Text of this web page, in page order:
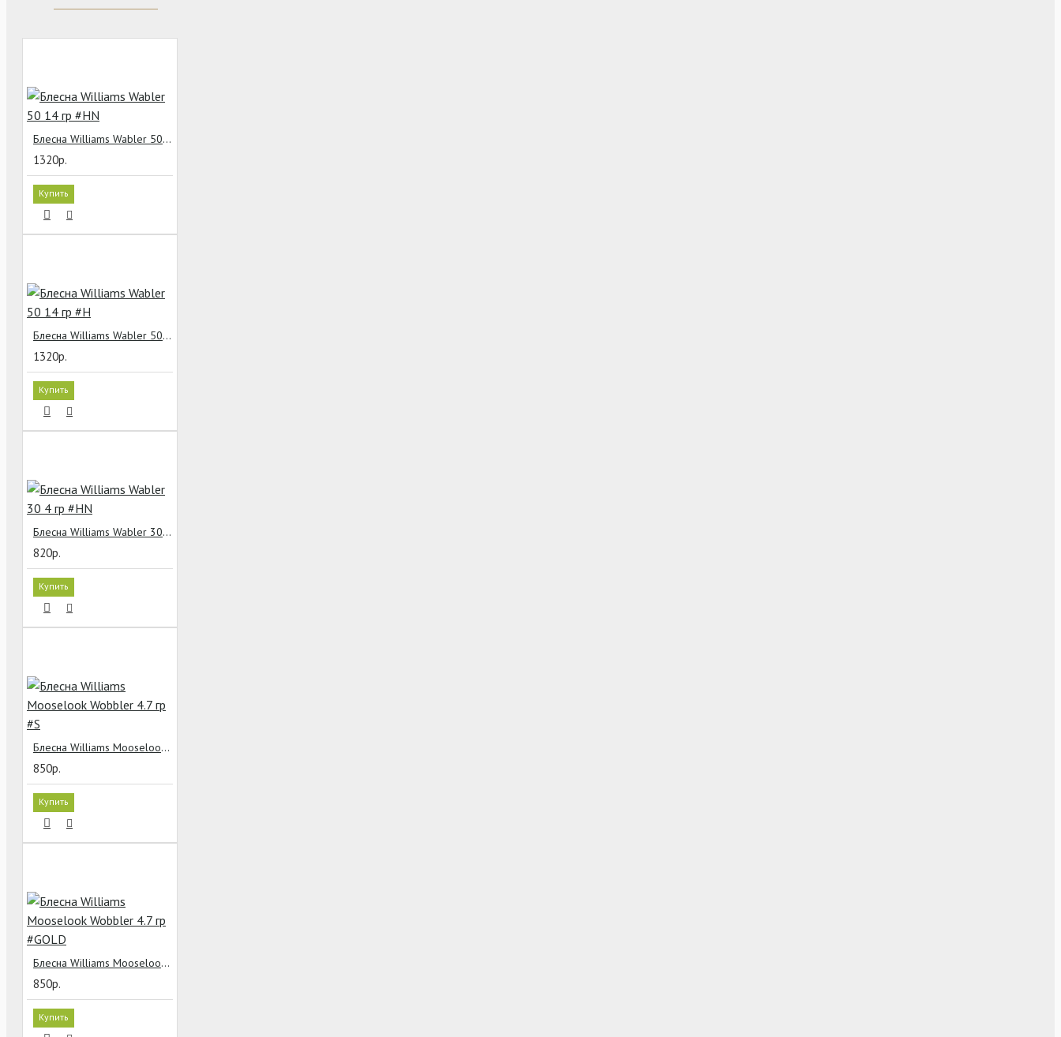
Блесна Williams Wabler 50 14 гр #HN
1320р.
Купить
Блесна Williams Wabler 50 14 гр #H
1320р.
Купить
Блесна Williams Wabler 30 4 гр #HN
820р.
Купить
Блесна Williams Mooselook Wobbler 4.7 гр #S
850р.
Купить
Блесна Williams Mooselook Wobbler 4.7 гр #GOLD
850р.
Купить